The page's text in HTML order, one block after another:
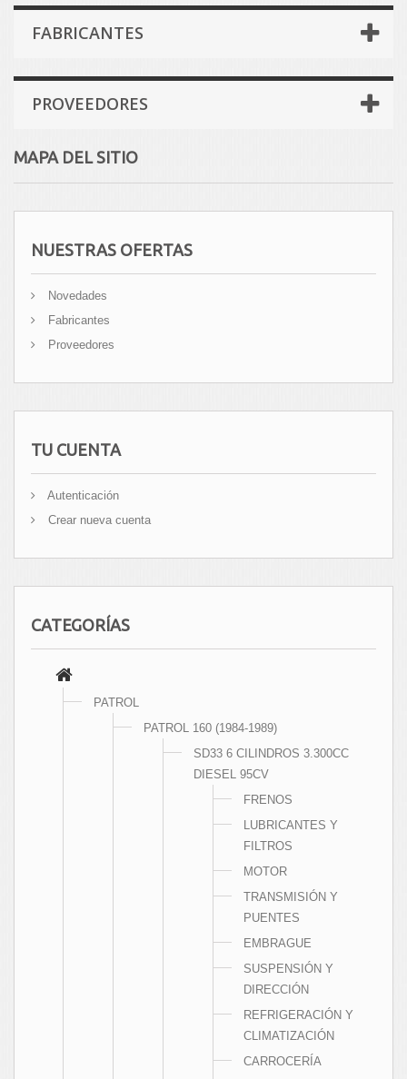
FABRICANTES
PROVEEDORES
MAPA DEL SITIO
NUESTRAS OFERTAS
Novedades
Fabricantes
Proveedores
TU CUENTA
Autenticación
Crear nueva cuenta
CATEGORÍAS
PATROL
PATROL 160 (1984-1989)
SD33 6 CILINDROS 3.300CC
DIESEL 95CV
FRENOS
LUBRICANTES Y
FILTROS
MOTOR
TRANSMISIÓN Y
PUENTES
EMBRAGUE
SUSPENSIÓN Y
DIRECCIÓN
REFRIGERACIÓN Y
CLIMATIZACIÓN
CARROCERÍA